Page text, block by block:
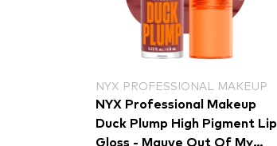
NYX PROFESSIONAL MAKEUP
NYX Professional Makeup
Duck Plump High Pigment Lip
Gloss - Mauve Out Of My